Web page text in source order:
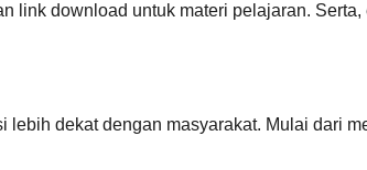
link download untuk materi pelajaran.
dekat dengan masyarakat. Mulai dari